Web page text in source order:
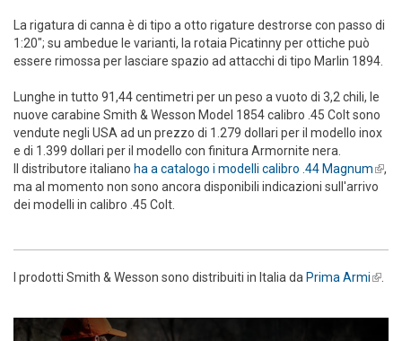
La rigatura di canna è di tipo a otto rigature destrorse con passo di
1:20"; su ambedue le varianti, la rotaia Picatinny per ottiche può
essere rimossa per lasciare spazio ad attacchi di tipo Marlin 1894.
Lunghe in tutto 91,44 centimetri per un peso a vuoto di 3,2 chili, le
nuove carabine Smith & Wesson Model 1854 calibro .45 Colt sono
vendute negli USA ad un prezzo di 1.279 dollari per il modello inox
e di 1.399 dollari per il modello con finitura Armornite nera.
Il distributore italiano ha a catalogo i modelli calibro .44 Magnum(link
,
ma al momento non sono ancora disponibili indicazioni sull'arrivo
dei modelli in calibro .45 Colt.
I prodotti Smith & Wesson sono distribuiti in Italia da Prima Armi(link
.